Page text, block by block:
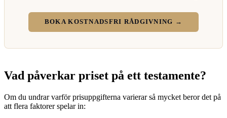
BOKA KOSTNADSFRI RÅDGIVNING →
Vad påverkar priset på ett testamente?
Om du undrar varför prisuppgifterna varierar så mycket beror det på
att flera faktorer spelar in: